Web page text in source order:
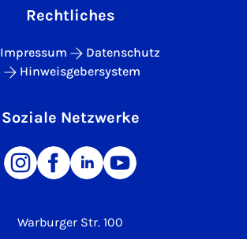
Warburger Str. 100
Rechtliches
Impressum
Datenschutz
Hinweisgebersystem
Soziale Netzwerke